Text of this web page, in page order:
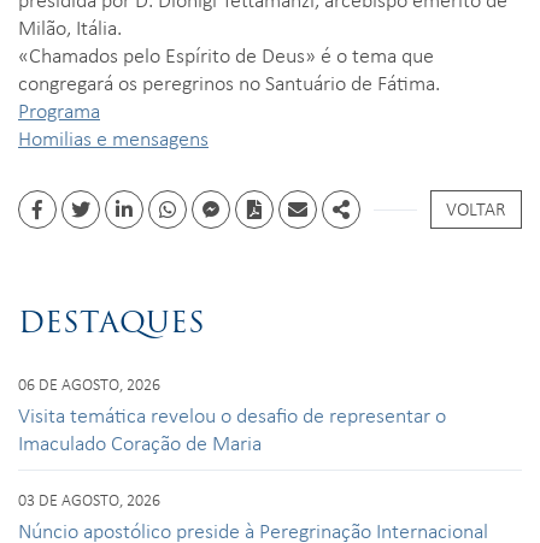
Milão, Itália.
«Chamados pelo Espírito de Deus» é o tema que
congregará os peregrinos no Santuário de Fátima.
Programa
Homilias e mensagens
FacebookTwitterLinkedinwhatsappfacebook messenger
PDF EmailShare
VOLTAR
DESTAQUES
06 DE AGOSTO, 2026
Visita temática revelou o desafio de representar o
Imaculado Coração de Maria
03 DE AGOSTO, 2026
Núncio apostólico preside à Peregrinação Internacional